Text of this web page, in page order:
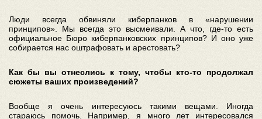
Люди всегда обвиняли киберпанков в «нарушении
принципов». Мы всегда это высмеивали. А что, где-то есть
официальное Бюро киберпанковских принципов? И оно уже
собирается нас оштрафовать и арестовать?
Как бы вы отнеслись к тому, чтобы кто-то продолжал
сюжеты ваших произведений?
Вообще я очень интересуюсь такими вещами. Иногда
стараюсь помочь. Например, я много лет интересовался